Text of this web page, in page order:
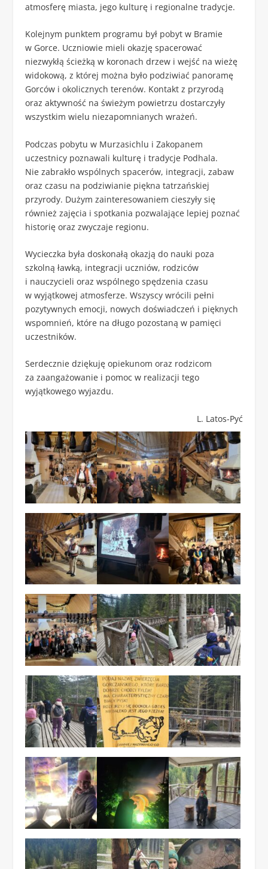
atmosferę miasta, jego kulturę i regionalne tradycje.
Kolejnym punktem programu był pobyt w Bramie
w Gorce. Uczniowie mieli okazję spacerować
niezwykłą ścieżką w koronach drzew i wejść na wieżę
widokową, z której można było podziwiać panoramę
Gorców i okolicznych terenów. Kontakt z przyrodą
oraz aktywność na świeżym powietrzu dostarczyły
wszystkim wielu niezapomnianych wrażeń.
Podczas pobytu w Murzasichlu i Zakopanem
uczestnicy poznawali kulturę i tradycje Podhala.
Nie zabrakło wspólnych spacerów, integracji, zabaw
oraz czasu na podziwianie piękna tatrzańskiej
przyrody. Dużym zainteresowaniem cieszyły się
również zajęcia i spotkania pozwalające lepiej poznać
historię oraz zwyczaje regionu.
Wycieczka była doskonałą okazją do nauki poza
szkolną ławką, integracji uczniów, rodziców
i nauczycieli oraz wspólnego spędzenia czasu
w wyjątkowej atmosferze. Wszyscy wrócili pełni
pozytywnych emocji, nowych doświadczeń i pięknych
wspomnień, które na długo pozostaną w pamięci
uczestników.
Serdecznie dziękuję opiekunom oraz rodzicom
za zaangażowanie i pomoc w realizacji tego
wyjątkowego wyjazdu.
L. Latos-Pyć